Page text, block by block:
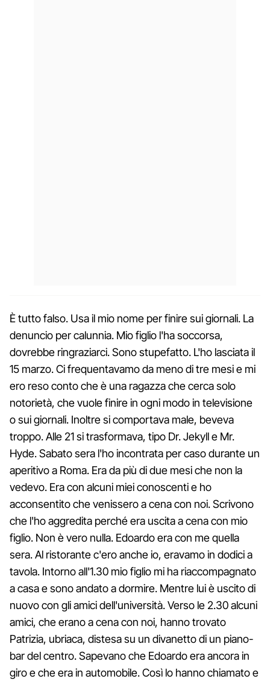
È tutto falso. Usa il mio nome per finire sui giornali. La
denuncio per calunnia. Mio figlio l'ha soccorsa,
dovrebbe ringraziarci. Sono stupefatto. L'ho lasciata il
15 marzo. Ci frequentavamo da meno di tre mesi e mi
ero reso conto che è una ragazza che cerca solo
notorietà, che vuole finire in ogni modo in televisione
o sui giornali. Inoltre si comportava male, beveva
troppo. Alle 21 si trasformava, tipo Dr. Jekyll e Mr.
Hyde. Sabato sera l'ho incontrata per caso durante un
aperitivo a Roma. Era da più di due mesi che non la
vedevo. Era con alcuni miei conoscenti e ho
acconsentito che venissero a cena con noi. Scrivono
che l'ho aggredita perché era uscita a cena con mio
figlio. Non è vero nulla. Edoardo era con me quella
sera. Al ristorante c'ero anche io, eravamo in dodici a
tavola. Intorno all'1.30 mio figlio mi ha riaccompagnato
a casa e sono andato a dormire. Mentre lui è uscito di
nuovo con gli amici dell'università. Verso le 2.30 alcuni
amici, che erano a cena con noi, hanno trovato
Patrizia, ubriaca, distesa su un divanetto di un piano-
bar del centro. Sapevano che Edoardo era ancora in
giro e che era in automobile. Così lo hanno chiamato e